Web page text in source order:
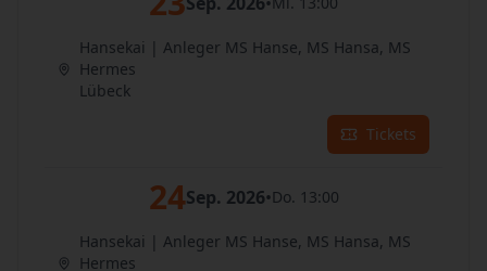
Hansekai | Anleger MS Hanse, MS Hansa, MS
Hermes
Lübeck
Tickets
24Sep. 2026•Do. 13:00
Hansekai | Anleger MS Hanse, MS Hansa, MS
Hermes